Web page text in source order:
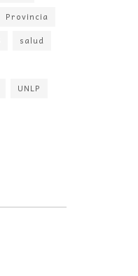
Provincia
salud
UNLP